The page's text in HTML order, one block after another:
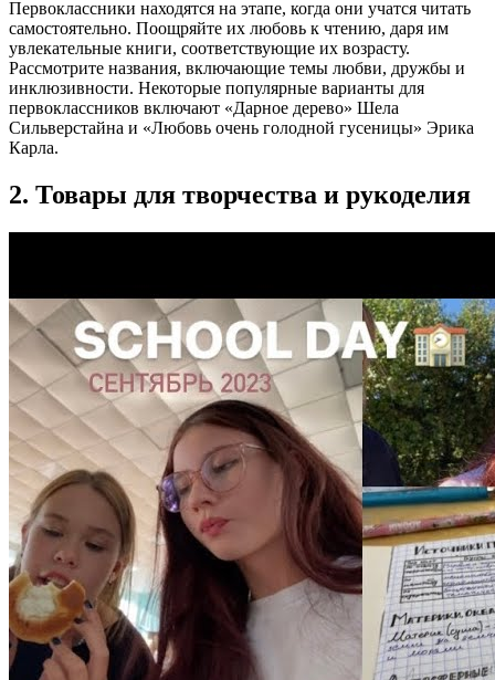
Первоклассники находятся на этапе, когда они учатся читать
самостоятельно. Поощряйте их любовь к чтению, даря им
увлекательные книги, соответствующие их возрасту.
Рассмотрите названия, включающие темы любви, дружбы и
инклюзивности. Некоторые популярные варианты для
первоклассников включают «Дарное дерево» Шела
Сильверстайна и «Любовь очень голодной гусеницы» Эрика
Карла.
2. Товары для творчества и рукоделия